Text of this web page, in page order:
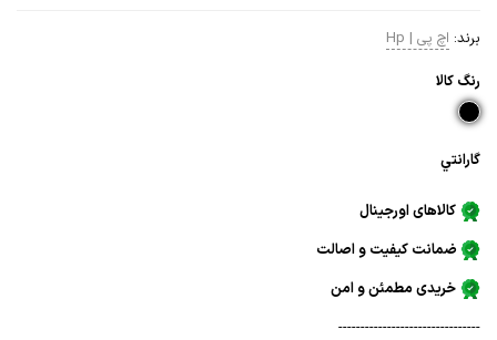
برند: اچ پی | Hp
رنگ كالا
گارانتي
کالاهای اورجینال
ضمانت کیفیت و اصالت
خریدی مطمئن و امن
--------------------------------